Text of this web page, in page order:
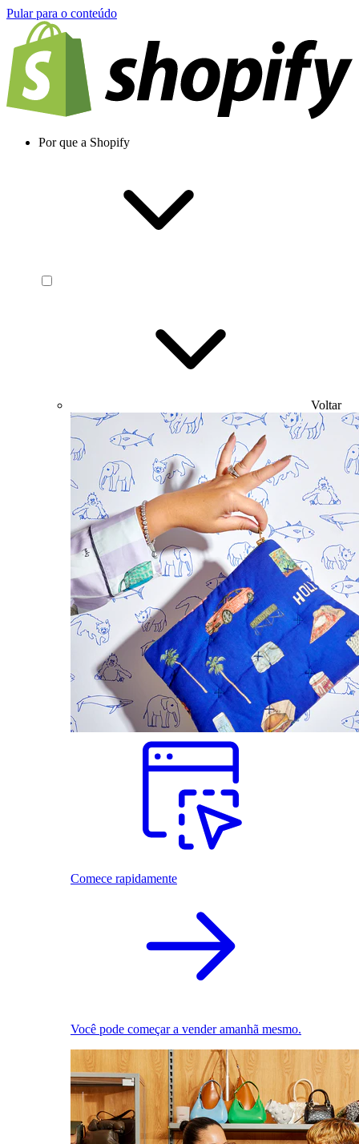
Pular para o conteúdo
Por que a Shopify
Voltar
Comece rapidamente
Você pode começar a vender amanhã mesmo.